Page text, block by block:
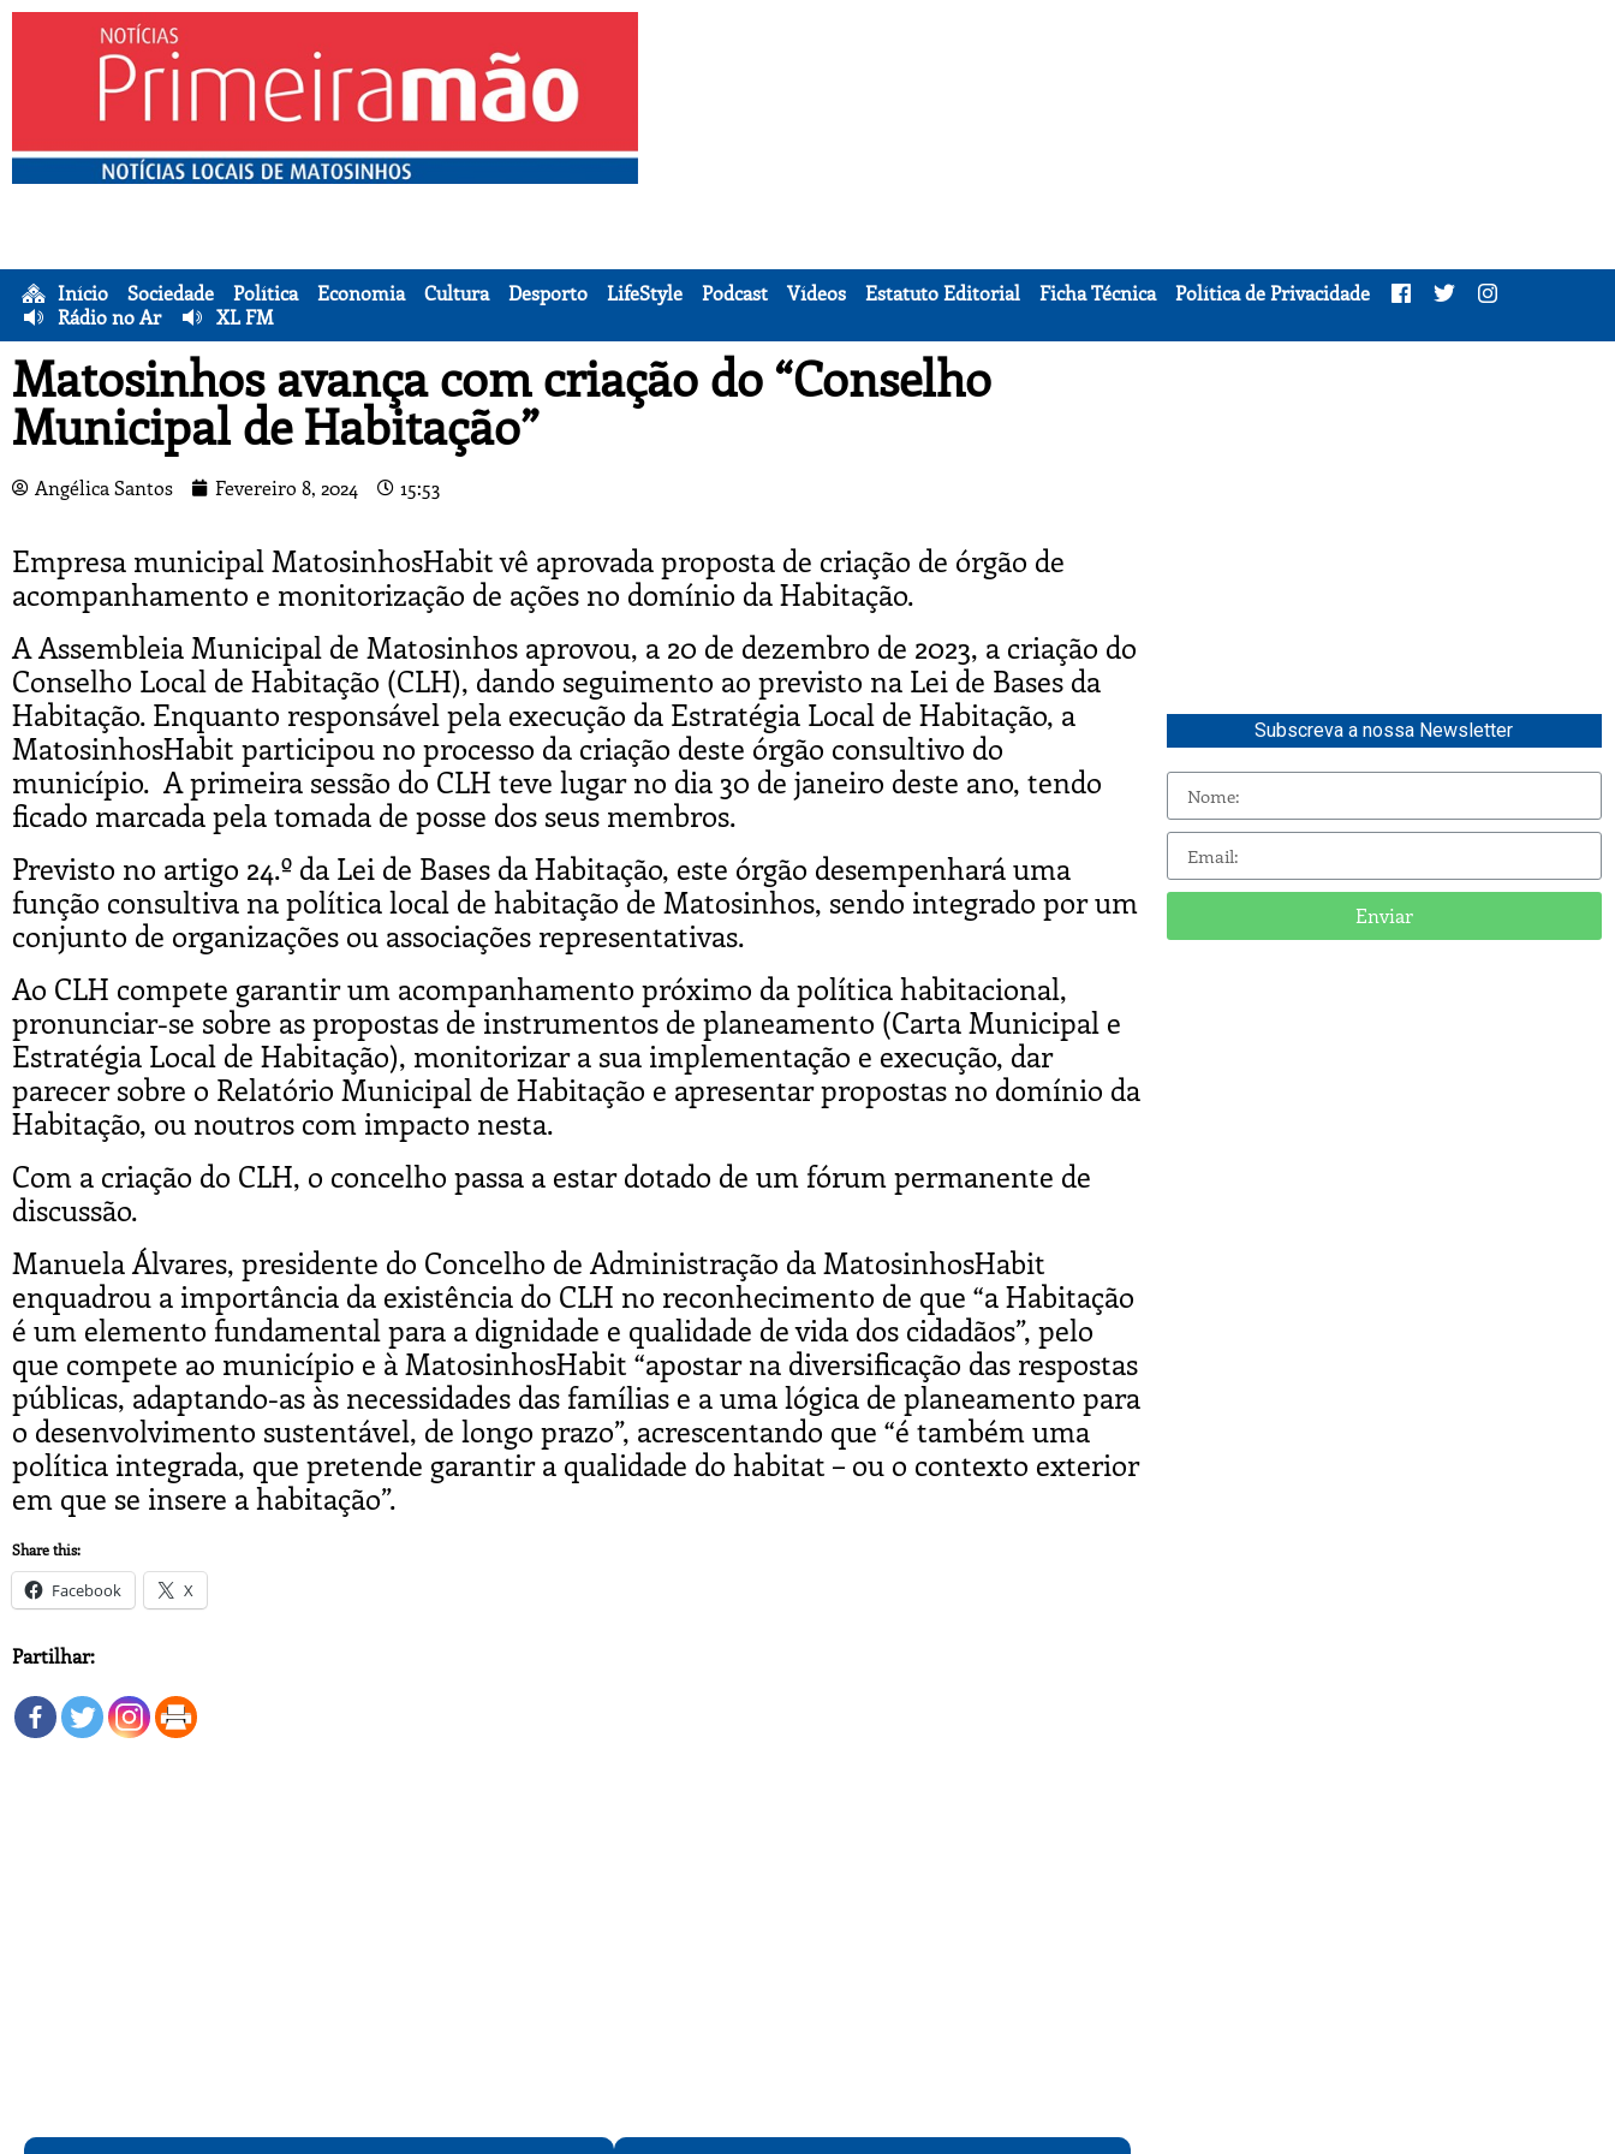
Início Sociedade Política Economia Cultura Desporto LifeStyle Podcast Vídeos Estatuto Editorial Ficha Técnica
Política de Privacidade
Rádio no Ar
XL FM
Matosinhos avança com criação do “Conselho
Municipal de Habitação”
Angélica Santos Fevereiro 8, 2024 15:53
Empresa municipal MatosinhosHabit vê aprovada proposta de criação de órgão de
acompanhamento e monitorização de ações no domínio da Habitação.
A Assembleia Municipal de Matosinhos aprovou, a 20 de dezembro de 2023, a criação do
Conselho Local de Habitação (CLH), dando seguimento ao previsto na Lei de Bases da
Habitação. Enquanto responsável pela execução da Estratégia Local de Habitação, a
MatosinhosHabit participou no processo da criação deste órgão consultivo do
município. A primeira sessão do CLH teve lugar no dia 30 de janeiro deste ano, tendo
ficado marcada pela tomada de posse dos seus membros.
Previsto no artigo 24.º da Lei de Bases da Habitação, este órgão desempenhará uma
função consultiva na política local de habitação de Matosinhos, sendo integrado por um
conjunto de organizações ou associações representativas.
Ao CLH compete garantir um acompanhamento próximo da política habitacional,
pronunciar-se sobre as propostas de instrumentos de planeamento (Carta Municipal e
Estratégia Local de Habitação), monitorizar a sua implementação e execução, dar
parecer sobre o Relatório Municipal de Habitação e apresentar propostas no domínio da
Habitação, ou noutros com impacto nesta.
Com a criação do CLH, o concelho passa a estar dotado de um fórum permanente de
discussão.
Manuela Álvares, presidente do Concelho de Administração da MatosinhosHabit
enquadrou a importância da existência do CLH no reconhecimento de que “a Habitação
é um elemento fundamental para a dignidade e qualidade de vida dos cidadãos”, pelo
que compete ao município e à MatosinhosHabit “apostar na diversificação das respostas
públicas, adaptando-as às necessidades das famílias e a uma lógica de planeamento para
o desenvolvimento sustentável, de longo prazo”, acrescentando que “é também uma
política integrada, que pretende garantir a qualidade do habitat – ou o contexto exterior
em que se insere a habitação”.
Share this:
Facebook X
Partilhar:
Subscreva a nossa Newsletter
Enviar